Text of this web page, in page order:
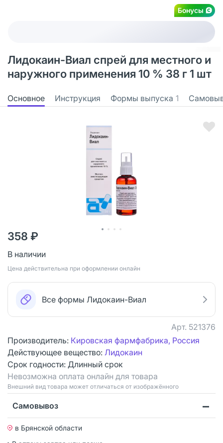
Бонусы
Лидокаин-Виал спрей для местного и
наружного применения 10 % 38 г 1 шт
Основное Инструкция Формы выпуска 1
358 ₽
В наличии
Цена действительна при оформлении онлайн
Все формы Лидокаин-Виал
Арт. 521376
Производитель: Кировская фармфабрика, Россия
Действующее вещество: Лидокаин
Срок годности: Длинный срок
Невозможна оплата онлайн для товара
Bнешний вид товара может отличаться от изображённого
Самовывоз
в Брянской области